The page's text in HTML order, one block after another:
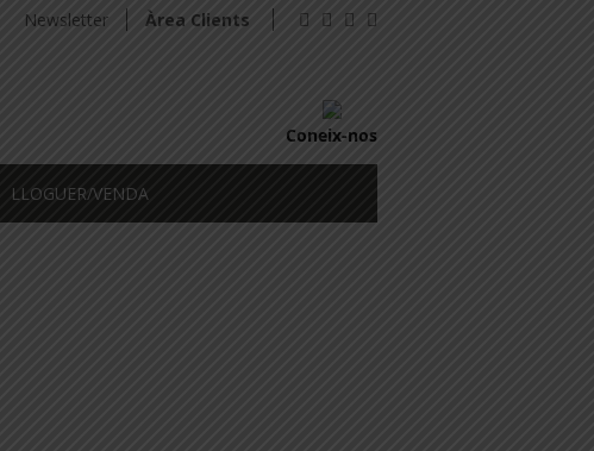
Newsletter Àrea Clients
Coneix-nos
LLOGUER/VENDA